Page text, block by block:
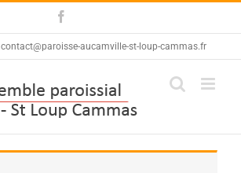
contact@paroisse-aucamville-st-loup-cammas.fr